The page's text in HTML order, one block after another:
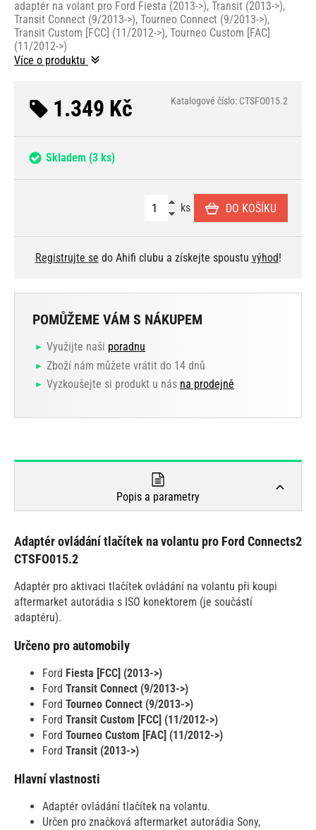
adaptér na volant pro Ford Fiesta (2013->), Transit (2013->),
Transit Connect (9/2013->), Tourneo Connect (9/2013->),
Transit Custom [FCC] (11/2012->), Tourneo Custom [FAC]
(11/2012->)
Více o produktu
1.349 Kč Katalogové číslo: CTSFO015.2
Skladem (3 ks)
ks DO KOŠÍKU
Registrujte se do Ahifi clubu a získejte spoustu výhod!
POMŮŽEME VÁM S NÁKUPEM
Využijte naši poradnu
Zboží nám můžete vrátit do 14 dnů
Vyzkoušejte si produkt u nás na prodejně
Popis a parametry
Adaptér ovládání tlačítek na volantu pro Ford Connects2
CTSFO015.2
Adaptér pro aktivaci tlačítek ovládání na volantu při koupi
aftermarket autorádia s ISO konektorem (je součástí
adaptéru).
Určeno pro automobily
Ford Fiesta [FCC] (2013->)
Ford Transit Connect (9/2013->)
Ford Tourneo Connect (9/2013->)
Ford Transit Custom [FCC] (11/2012->)
Ford Tourneo Custom [FAC] (11/2012->)
Ford Transit (2013->)
Hlavní vlastnosti
Adaptér ovládání tlačítek na volantu.
Určen pro značková aftermarket autorádia Sony,